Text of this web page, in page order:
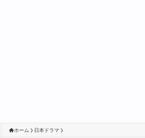
ホーム 日本ドラマ